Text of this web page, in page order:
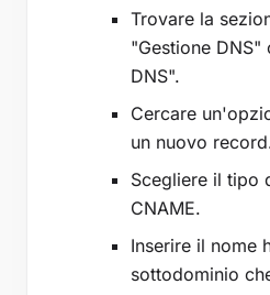
Trovare la
"Gestione
DNS".
Cercare
un nuovo
Scegliere il tipo
CNAME.
Inserire il nome
sottodominio